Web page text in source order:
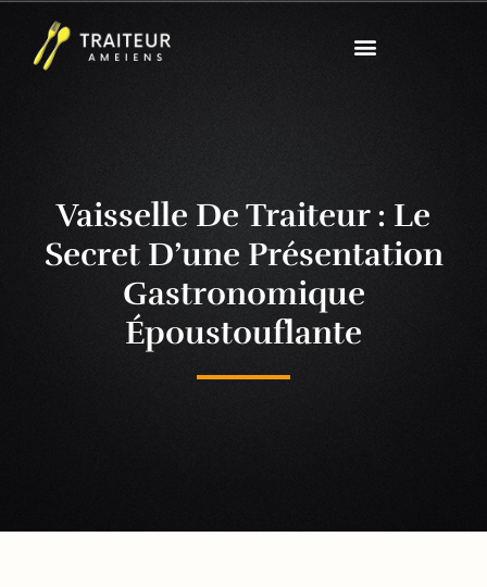
Vaisselle De Traiteur : Le
Secret D’une Présentation
Gastronomique
Époustouflante